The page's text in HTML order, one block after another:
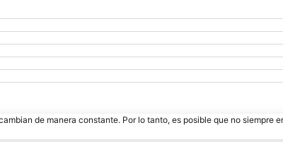
de manera constante. Por lo tanto, es posible que no siempre